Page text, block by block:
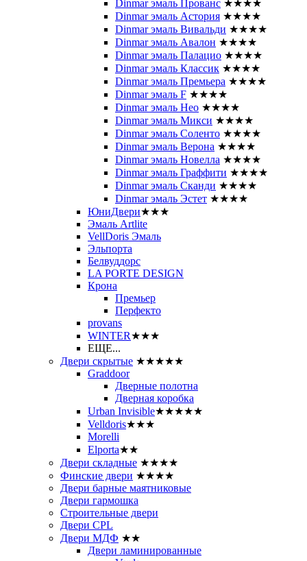
Dinmar эмаль Прованс ★★★★
Dinmar эмаль Астория ★★★★
Dinmar эмаль Вивальди ★★★★
Dinmar эмаль Авалон ★★★★
Dinmar эмаль Палацио ★★★★
Dinmar эмаль Классик ★★★★
Dinmar эмаль Премьера ★★★★
Dinmar эмаль F ★★★★
Dinmar эмаль Нео ★★★★
Dinmar эмаль Микси ★★★★
Dinmar эмаль Соленто ★★★★
Dinmar эмаль Верона ★★★★
Dinmar эмаль Новелла ★★★★
Dinmar эмаль Граффити ★★★★
Dinmar эмаль Сканди ★★★★
Dinmar эмаль Эстет ★★★★
ЮниДвери★★★
Эмаль Artlite
VellDoris Эмаль
Эльпорта
Белвуддорс
LA PORTE DESIGN
Крона
Премьер
Перфекто
provans
WINTER★★★
ЕЩЕ...
Двери скрытые ★★★★★
Graddoor
Дверные полотна
Дверная коробка
Urban Invisible★★★★★
Velldoris★★★
Morelli
Elporta★★
Двери складные ★★★★
Финские двери ★★★★
Двери барные маятниковые
Двери гармошка
Строительные двери
Двери CРL
Двери МДФ ★★
Двери ламинированные